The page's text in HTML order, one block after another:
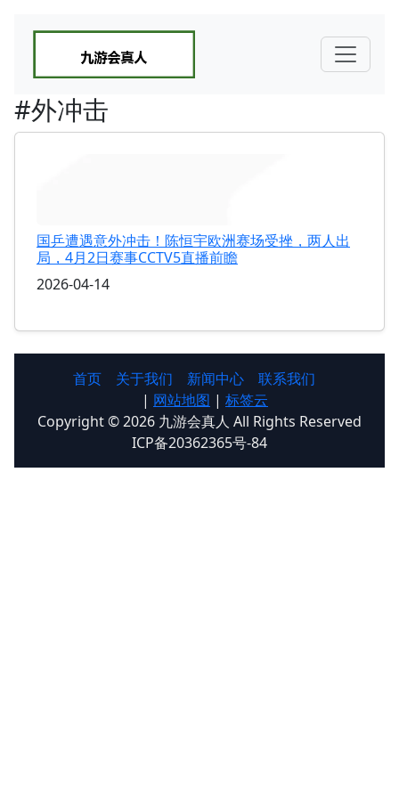
#外冲击
国乒遭遇意外冲击！陈恒宇欧洲赛场受挫，两人出
局，4月2日赛事CCTV5直播前瞻
2026-04-14
首页 关于我们 新闻中心
联系我们
| 网站地图 | 标签云
Copyright © 2026 九游会真人 All Rights Reserved
ICP备20362365号-84